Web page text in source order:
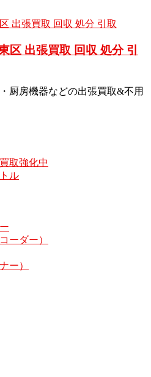
区 出張買取 回収 処分 引
厨房機器などの出張買取&不用
取強化中
ル
ーダー）
ー）